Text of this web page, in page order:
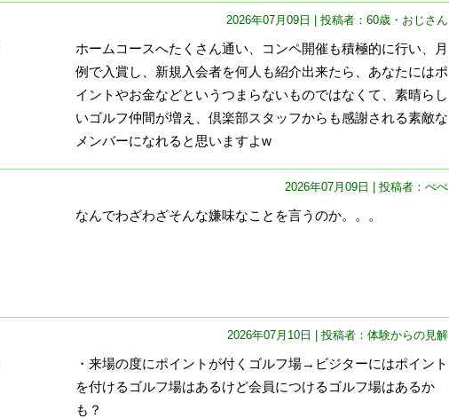
2026年07月09日 | 投稿者：60歳・おじさん
ホームコースへたくさん通い、コンペ開催も積極的に行い、月
例で入賞し、新規入会者を何人も紹介出来たら、あなたにはポ
イントやお金などというつまらないものではなくて、素晴らし
いゴルフ仲間が増え、倶楽部スタッフからも感謝される素敵な
メンバーになれると思いますよw
2026年07月09日 | 投稿者：ぺぺ
なんでわざわざそんな嫌味なことを言うのか。。。
2026年07月10日 | 投稿者：体験からの見解
・来場の度にポイントが付くゴルフ場→ビジターにはポイント
を付けるゴルフ場はあるけど会員につけるゴルフ場はあるか
も？